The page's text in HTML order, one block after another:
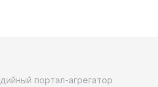
портал-агрегатор